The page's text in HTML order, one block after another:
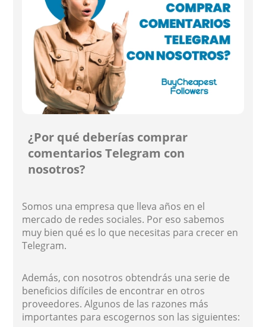
¿Por qué deberías comprar
comentarios Telegram con
nosotros?
Somos una empresa que lleva años en el
mercado de redes sociales. Por eso sabemos
muy bien qué es lo que necesitas para crecer en
Telegram.
Además, con nosotros obtendrás una serie de
beneficios difíciles de encontrar en otros
proveedores. Algunos de las razones más
importantes para escogernos son las siguientes: